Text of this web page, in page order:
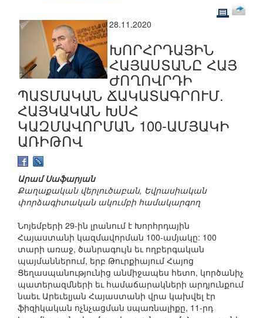
28.11.2020
ԽՈՐՀՐԴԱՅԻՆ
ՀԱՅԱՍՏԱՆԸ ՀԱՅ
ԺՈՂՈՎՐԴԻ
ՊԱՏՄԱԿԱՆ ՃԱԿԱՏԱԳՐՈՒՄ.
ՀԱՅԿԱԿԱՆ ԽՍՀ
ԿԱԶՄԱՎՈՐՄԱՆ 100-ԱՄՅԱԿԻ
ԱՌԻԹՈՎ
Արամ Սաֆարյան
Քաղաքական վերլուծաբան, Եվրասիական
փորձագիտական ակումբի համակարգող
Նոյեմբերի 29-ին լրանում է Խորհրդային
Հայաստանի կազմավորման 100-ամյակը: 100
տարի առաջ, ծանրագույն եւ ողբերգական
պայմաններում, երբ Թուրքիայում Հայոց
Ցեղասպանությունից անմիջապես հետո, կործանիչ
պատերազմների եւ համաճարակների արդյունքում
նաեւ Արեւելյան Հայաստանի վրա կախվել էր
ֆիզիկական ոչնչացման սպառնալիքը, 11-րդ